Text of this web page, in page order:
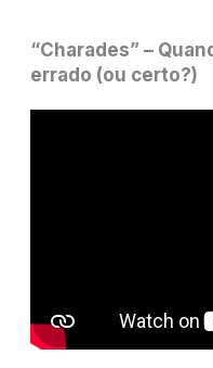
“Charades” –
errado (ou certo?)